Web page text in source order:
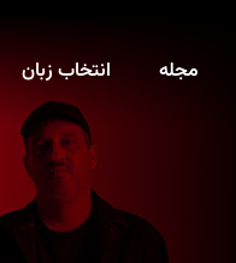
مجله انتخاب زبان